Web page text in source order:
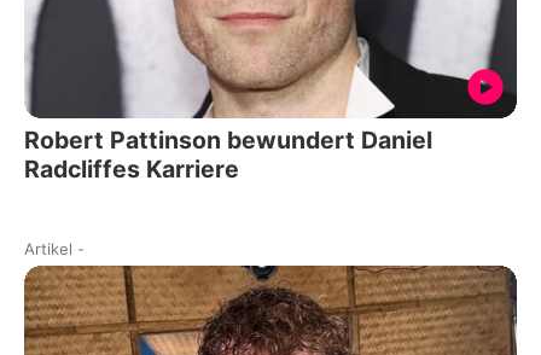
Robert Pattinson bewundert Daniel
Radcliffes Karriere
Artikel -